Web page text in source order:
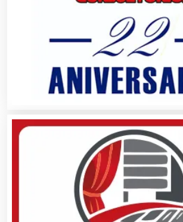
Carpinterías
Centros de Espectáculos
Centros de Nutrición